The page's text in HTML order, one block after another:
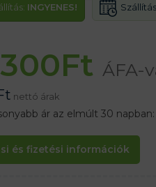
INGYENES!
Ft ÁFA-
nettó árak
ár az elmúlt 30 napban:
és fizetési információk